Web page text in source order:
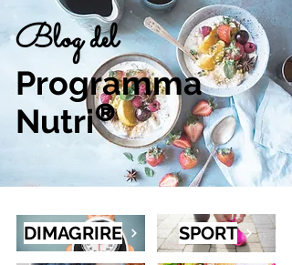
Blog del
Programma
Nutri®
DIMAGRIRE SPORT